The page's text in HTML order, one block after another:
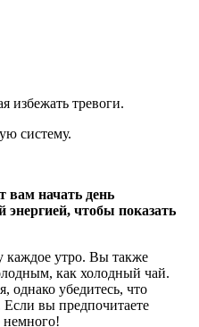
избежать тревоги.
систему.
вам начать день
чтобы показать
каждое утро. Вы также
как холодный чай.
однако убедитесь, что
вы предпочитаете
немного!